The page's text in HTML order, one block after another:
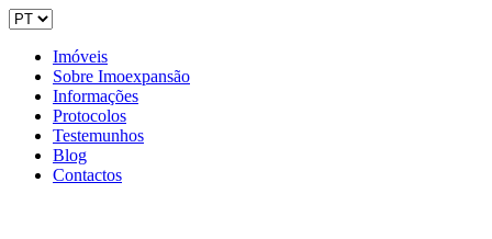
Imóveis
Sobre Imoexpansão
Informações
Protocolos
Testemunhos
Blog
Contactos